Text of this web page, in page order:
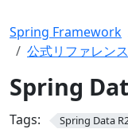
Spring Framework
公式リファレン
Spring
Tags: Spring Data